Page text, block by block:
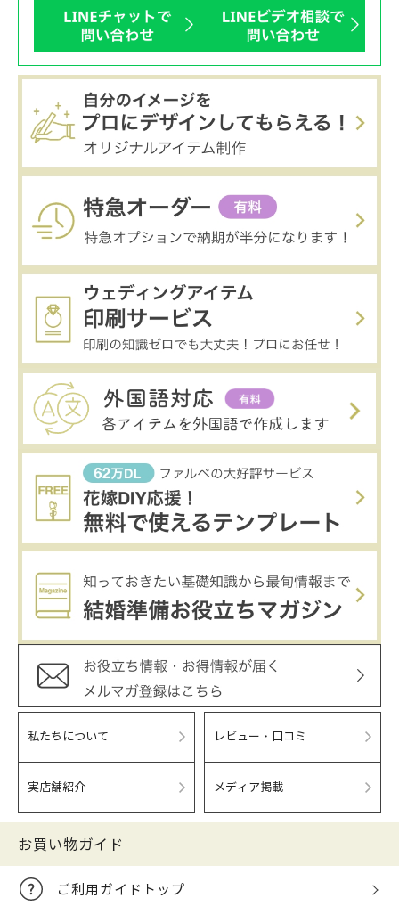
私たちについて レビュー・口コミ
実店舗紹介 メディア掲載
お買い物ガイド
ご利用ガイドトップ